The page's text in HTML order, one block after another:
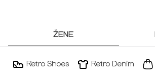
ŽENE
Retro Shoes Retro Denim